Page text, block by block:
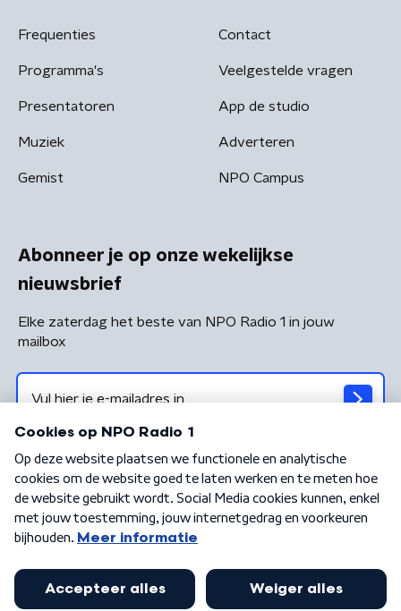
Frequenties
Programma's
Presentatoren
Muziek
Gemist
Contact
Veelgestelde vragen
App de studio
Adverteren
NPO Campus
Abonneer je op onze wekelijkse
nieuwsbrief
Elke zaterdag het beste van NPO Radio 1 in jouw
mailbox
Algemene voorwaarden